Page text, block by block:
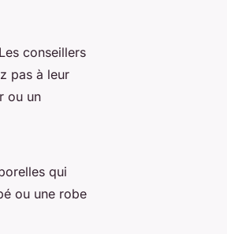
conseillers
pas à leur
ou un
qui
ou une robe